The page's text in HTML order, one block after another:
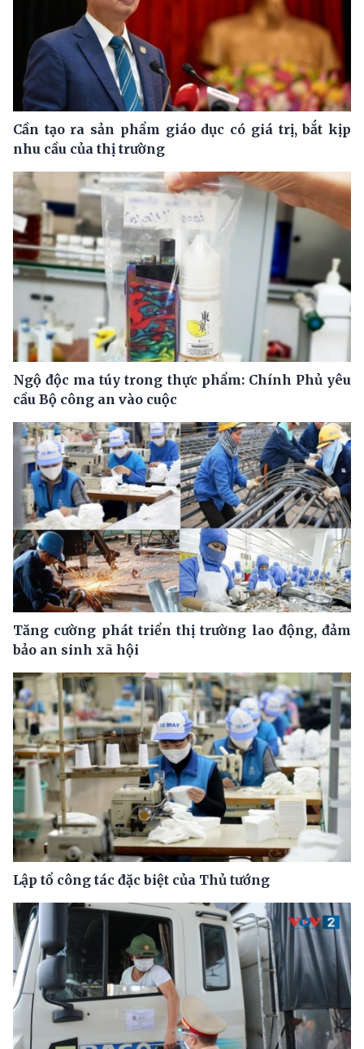
Cần tạo ra sản phẩm giáo dục có giá trị, bắt kịp
nhu cầu của thị trường
Ngộ độc ma túy trong thực phẩm: Chính Phủ yêu
cầu Bộ công an vào cuộc
Tăng cường phát triển thị trường lao động, đảm
bảo an sinh xã hội
Lập tổ công tác đặc biệt của Thủ tướng